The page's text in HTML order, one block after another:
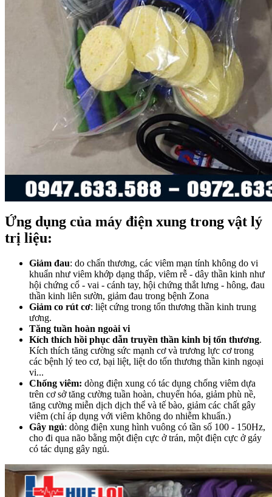
Ứng dụng của máy điện xung trong vật lý
trị liệu:
Giảm đau: do chấn thương, các viêm mạn tính không do vi
khuẩn như viêm khớp dạng thấp, viêm rễ - dây thần kinh như
hội chứng cổ - vai - cánh tay, hội chứng thắt lưng - hông, đau
thần kinh liên sườn, giảm đau trong bệnh Zona
Giảm co rút cơ: liệt cứng trong tổn thương thần kinh trung
ương.
Tăng tuần hoàn ngoài vi
Kích thích hồi phục dẫn truyền thần kinh bị tổn thương.
Kích thích tăng cường sức mạnh cơ và trương lực cơ trong
các bệnh lý teo cơ, bại liệt, liệt do tổn thương thần kinh ngoại
vi...
Chống viêm: dòng điện xung có tác dụng chống viêm dựa
trên cơ sở tăng cường tuần hoàn, chuyển hóa, giảm phù nề,
tăng cường miễn dịch dịch thể và tế bào, giảm các chất gây
viêm (chỉ áp dụng với viêm không do nhiễm khuẩn.)
Gây ngủ: dòng điện xung hình vuông có tần số 100 - 150Hz,
cho đi qua não bằng một điện cực ở trán, một điện cực ở gáy
có tác dụng gây ngủ.